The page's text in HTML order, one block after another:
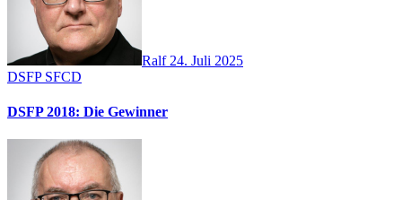
Ralf 24. Juli 2025
DSFP SFCD
DSFP 2018: Die Gewinner